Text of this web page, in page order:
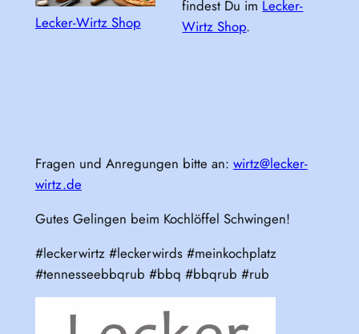
Lecker-Wirtz Shop
findest Du im Lecker-
Wirtz Shop.
Fragen und Anregungen bitte an: wirtz@lecker-
wirtz.de
Gutes Gelingen beim Kochlöffel Schwingen!
#leckerwirtz #leckerwirds #meinkochplatz
#tennesseebbqrub #bbq #bbqrub #rub